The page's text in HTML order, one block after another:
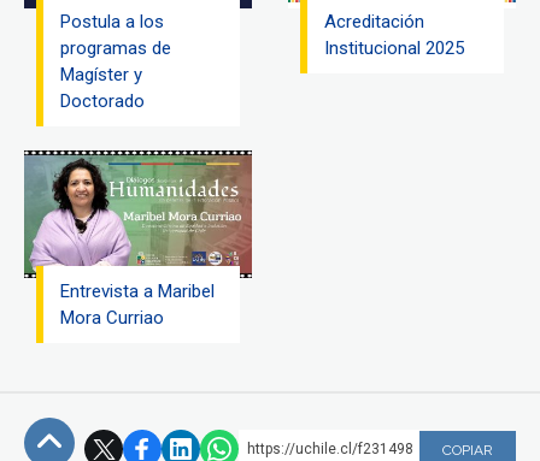
Postula a los
programas de
Magíster y
Doctorado
Acreditación
Institucional 2025
Entrevista a Maribel
Mora Curriao
https://uchile.cl/f231498 COPIAR